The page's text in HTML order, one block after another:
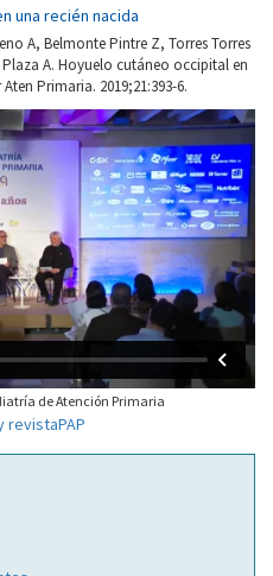
una recién nacida
A, Belmonte Pintre Z, Torres Torres
A. Hoyuelo cutáneo occipital en
Primaria. 2019;21:393-6.
de Atención Primaria
revistaPAP